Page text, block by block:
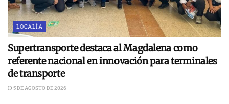
LOCALÍA
Supertransporte destaca al Magdalena como
referente nacional en innovación para terminales
de transporte
5 DE AGOSTO DE 2026